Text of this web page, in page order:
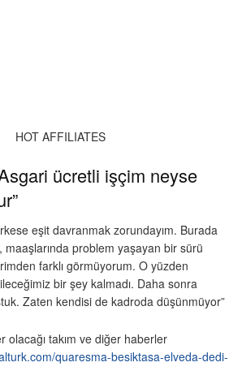
HOT AFFILIATES
ücretli işçim neyse
eşit davranmak zorundayım. Burada
maaşlarında problem yaşayan bir sürü
farklı görmüyorum. O yüzden
bir şey kalmadı. Daha sonra
Zaten kendisi de kadroda düşünmüyor”
olacağı takım ve diğer haberler
quaresma-besiktasa-elveda-dedi-